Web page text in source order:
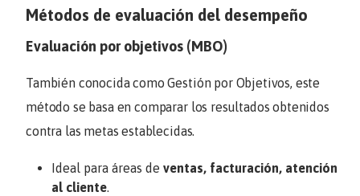
Métodos de evaluación del desempeño
Evaluación por objetivos (MBO)
También conocida como Gestión por Objetivos, este
método se basa en comparar los resultados obtenidos
contra las metas establecidas.
Ideal para áreas de ventas, facturación, atención
al cliente.